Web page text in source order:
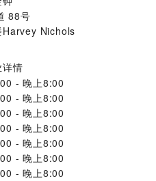
88号
Harvey Nichols
情
- 晚上8:00
- 晚上8:00
- 晚上8:00
- 晚上8:00
- 晚上8:00
- 晚上8:00
- 晚上8:00